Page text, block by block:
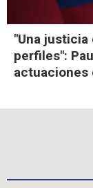
"Una
perfiles":
actuaciones